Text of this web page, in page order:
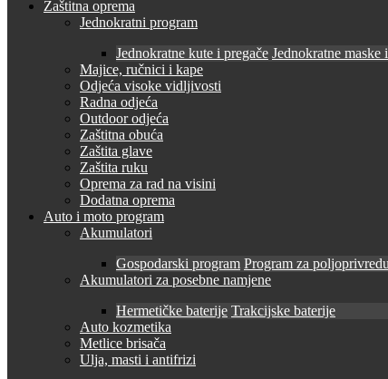
Zaštitna oprema
Jednokratni program
Jednokratne kute i pregače Jednokratne maske
Majice, ručnici i kape
Odjeća visoke vidljivosti
Radna odjeća
Outdoor odjeća
Zaštitna obuća
Zaštita glave
Zaštita ruku
Oprema za rad na visini
Dodatna oprema
Auto i moto program
Akumulatori
Gospodarski program Program za poljoprivredu
Akumulatori za posebne namjene
Hermetičke baterije Trakcijske baterije
Auto kozmetika
Metlice brisača
Ulja, masti i antifrizi